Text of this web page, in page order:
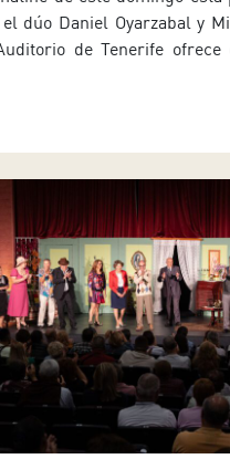
dúo Daniel Oyarzabal y
de Tenerife ofrece
Canaria de Bellas